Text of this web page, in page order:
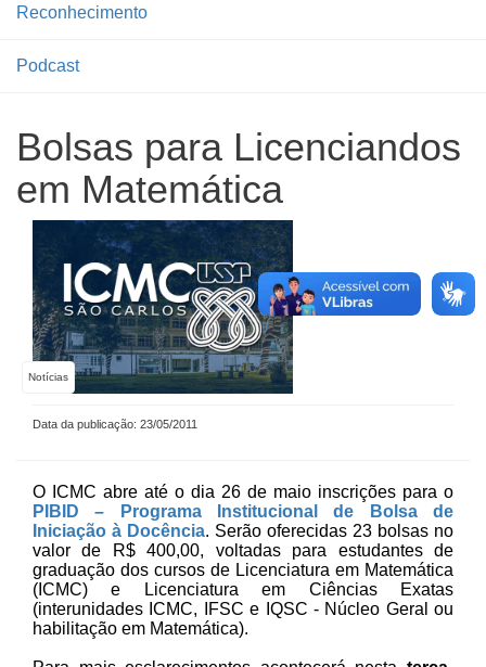
Reconhecimento
Podcast
Bolsas para Licenciandos
em Matemática
Notícias
Data da publicação: 23/05/2011
O ICMC abre até o dia 26 de maio inscrições para o
PIBID – Programa Institucional de Bolsa de
Iniciação à Docência. Serão oferecidas 23 bolsas no
valor de R$ 400,00, voltadas para estudantes de
graduação dos cursos de Licenciatura em Matemática
(ICMC) e Licenciatura em Ciências Exatas
(interunidades ICMC, IFSC e IQSC - Núcleo Geral ou
habilitação em Matemática).